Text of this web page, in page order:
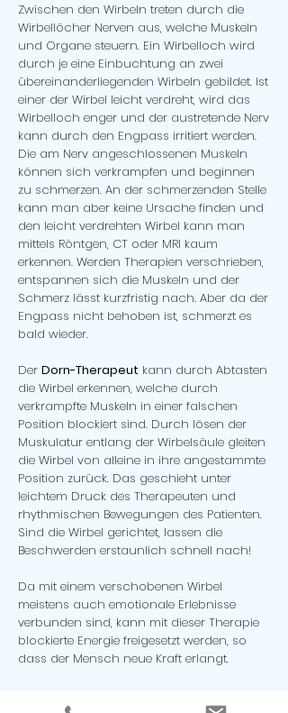
Zwischen den Wirbeln treten durch die
Wirbellöcher Nerven aus, welche Muskeln
und Organe steuern. Ein Wirbelloch wird
durch je eine Einbuchtung an zwei
übereinanderliegenden Wirbeln gebildet. Ist
einer der Wirbel leicht verdreht, wird das
Wirbelloch enger und der austretende Nerv
kann durch den Engpass irritiert werden.
Die am Nerv angeschlossenen Muskeln
können sich verkrampfen und beginnen
zu schmerzen. An der schmerzenden Stelle
kann man aber keine Ursache finden und
den leicht verdrehten Wirbel kann man
mittels Röntgen, CT oder MRI kaum
erkennen. Werden Therapien verschrieben,
entspannen sich die Muskeln und der
Schmerz lässt kurzfristig nach. Aber da der
Engpass nicht behoben ist, schmerzt es
bald wieder.
Der Dorn-Therapeut kann durch Abtasten
die Wirbel erkennen, welche durch
verkrampfte Muskeln in einer falschen
Position blockiert sind. Durch lösen der
Muskulatur entlang der Wirbelsäule gleiten
die Wirbel von alleine in ihre angestammte
Position zurück. Das geschieht unter
leichtem Druck des Therapeuten und
rhythmischen Bewegungen des Patienten.
Sind die Wirbel gerichtet, lassen die
Beschwerden erstaunlich schnell nach!
Da mit einem verschobenen Wirbel
meistens auch emotionale Erlebnisse
verbunden sind, kann mit dieser Therapie
blockierte Energie freigesetzt werden, so
dass der Mensch neue Kraft erlangt.